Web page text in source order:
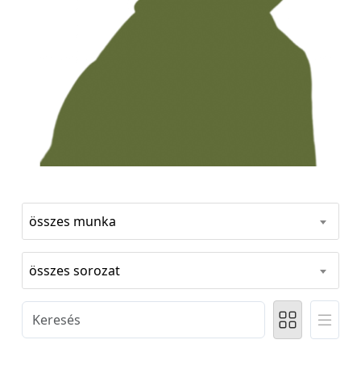
összes munka
összes sorozat